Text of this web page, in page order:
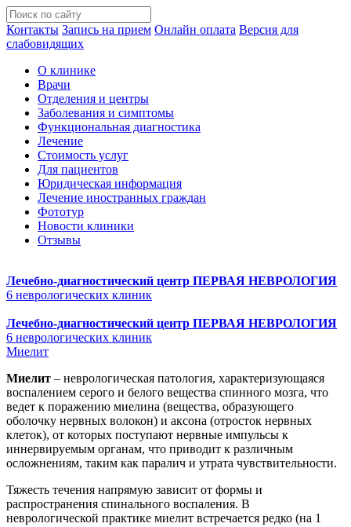
Контакты Запись на прием Онлайн оплата Версия для
слабовидящих
О клинике
Врачи
Отделения и центры
Заболевания и симптомы
Функциональная диагностика
Лечение
Стоимость услуг
Для пациентов
Юридическая информация
Лечение иностранных граждан
Фототур
Новости клиники
Отзывы
Лечебно-диагностический центр ПЕРВАЯ НЕВРОЛОГИЯ
6 неврологических клиник
Лечебно-диагностический центр ПЕРВАЯ НЕВРОЛОГИЯ
6 неврологических клиник
Миелит
Миелит – неврологическая патология, характеризующаяся
воспалением серого и белого вещества спинного мозга, что
ведет к поражению миелина (вещества, образующего
оболочку нервных волокон) и аксона (отросток нервных
клеток), от которых поступают нервные импульсы к
иннервируемым органам, что приводит к различным
осложнениям, таким как паралич и утрата чувствительности.
Тяжесть течения напрямую зависит от формы и
распространения спинального воспаления. В
неврологической практике миелит встречается редко (на 1